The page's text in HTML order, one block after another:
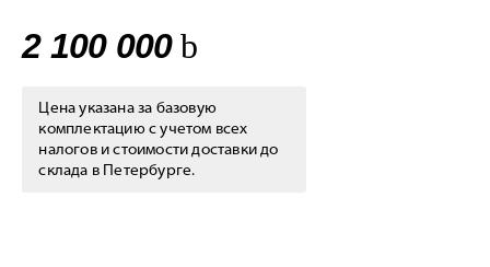
2 100 000
Цена указана за базовую
комплектацию с учетом всех
налогов и стоимости доставки до
склада в Петербурге.